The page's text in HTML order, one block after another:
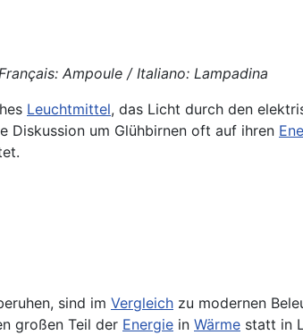
Ampoule / Italiano: Lampadina
Leuchtmittel, das Licht durch den
Diskussion um Glühbirnen oft auf ihren
sind im Vergleich zu modernen
großen Teil der Energie in Wärme statt in